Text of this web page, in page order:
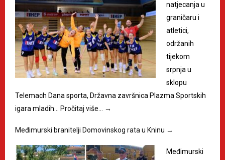
natjecanja u
graničaru i
atletici,
održanih
tijekom
srpnja u
sklopu
Telemach Dana sporta, Državna završnica Plazma Sportskih
igara mladih…
Pročitaj više… →
Međimurski branitelji Domovinskog rata u Kninu →
Međimurski